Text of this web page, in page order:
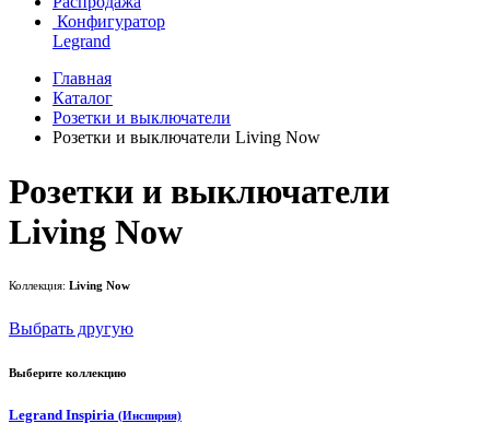
Конфигуратор
Legrand
Главная
Каталог
Розетки и выключатели
Розетки и выключатели Living Now
Розетки и выключатели
Living Now
Коллекция: Living Now
Выбрать другую
Выберите коллекцию
Legrand Inspiria (Инспирия)